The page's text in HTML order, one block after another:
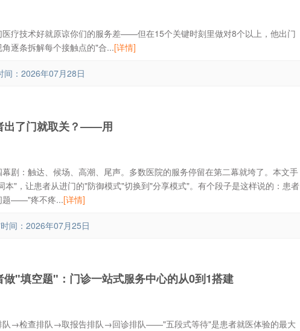
疗技术好就原谅你们的服务差——但在15个关键时刻里做对8个以上，他出门
逐条拆解每个接触点的"合...[详情]
间：2026年07月28日
出了门就取关？——用
剧：触达、候场、高潮、尾声。多数医院的服务停留在第二幕就垮了。本文手
本"，让患者从进门的"防御模式"切换到"分享模式"。有个段子是这样说的：患者
题——"疼不疼...[详情]
间：2026年07月25日
做"填空题"：门诊一站式服务中心的从0到1搭建
→检查排队→取报告排队→回诊排队——"五段式等待"是患者就医体验的最大